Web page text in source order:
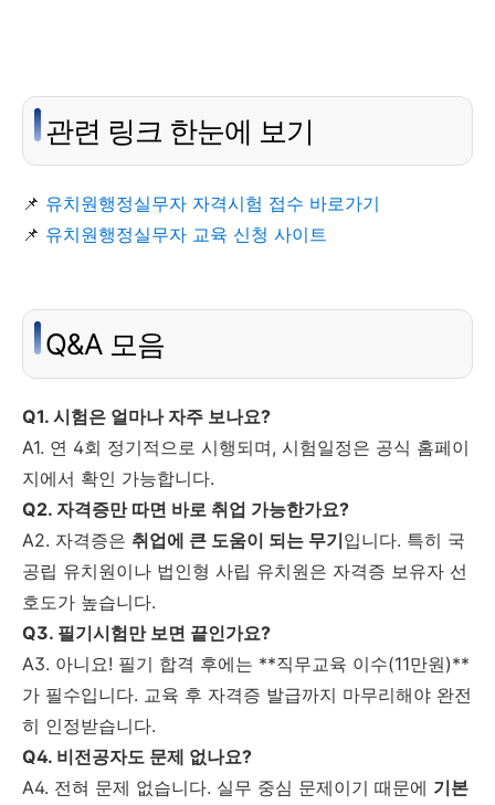
관련 링크 한눈에 보기
📌 유치원행정실무자 자격시험 접수 바로가기
📌 유치원행정실무자 교육 신청 사이트
Q&A 모음
Q1. 시험은 얼마나 자주 보나요?
A1. 연 4회 정기적으로 시행되며, 시험일정은 공식 홈페이
지에서 확인 가능합니다.
Q2. 자격증만 따면 바로 취업 가능한가요?
A2. 자격증은 취업에 큰 도움이 되는 무기입니다. 특히 국
공립 유치원이나 법인형 사립 유치원은 자격증 보유자 선
호도가 높습니다.
Q3. 필기시험만 보면 끝인가요?
A3. 아니요! 필기 합격 후에는 **직무교육 이수(11만원)**
가 필수입니다. 교육 후 자격증 발급까지 마무리해야 완전
히 인정받습니다.
Q4. 비전공자도 문제 없나요?
A4. 전혀 문제 없습니다. 실무 중심 문제이기 때문에 기본